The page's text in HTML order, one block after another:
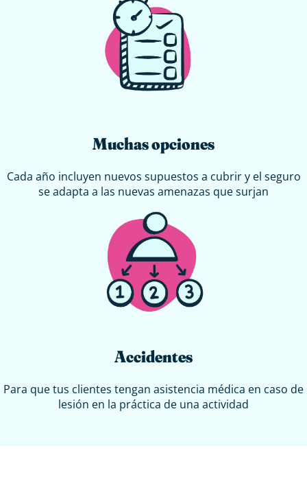
Muchas opciones
Cada año incluyen nuevos supuestos a cubrir y el seguro
se adapta a las nuevas amenazas que surjan
Accidentes
Para que tus clientes tengan asistencia médica en caso de
lesión en la práctica de una actividad